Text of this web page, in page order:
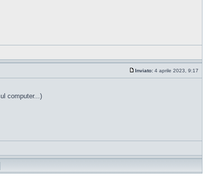
Inviato: 4 aprile 2023, 9:17
computer...)